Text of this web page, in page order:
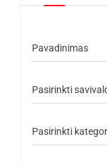
Pavadinimas
Pasirinkti
Pasirinkti